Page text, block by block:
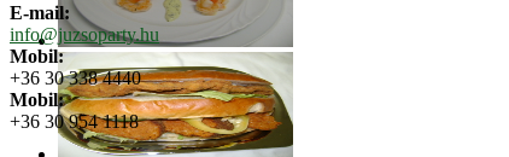
E-mail:
info@juzsoparty.hu
Mobil:
+36 30 338 4440
Mobil:
+36 30 954 1118